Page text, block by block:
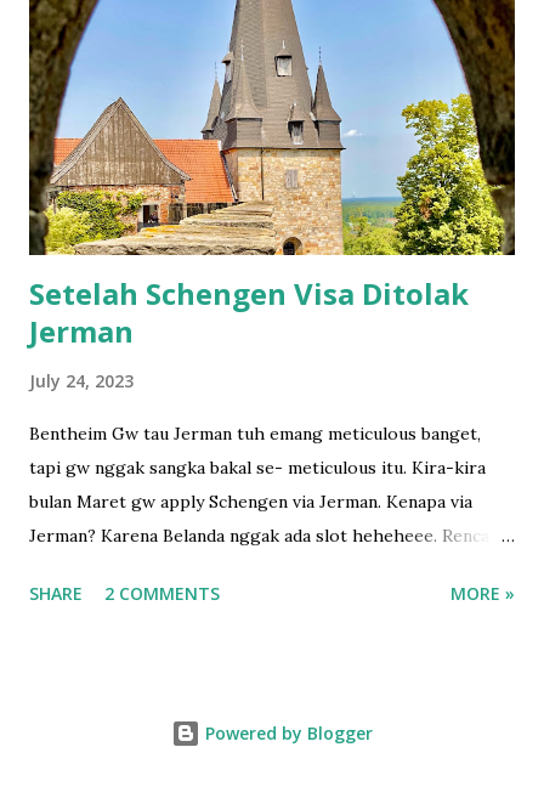
pun nggak ada. Tapi petugasnya cukup tangkas setelah gw
email, gw langsung dapat asuransinya. Nomer asuransi
diperlukan untuk mengisi formulir, jadi harus beli asuransi
sebelum apply visa. Nah, bagi gw, ini formulir baru kali ini
dapat pertanyaan yang unik-unik semacam apakah pernah
pelatihan militer, wajib militer, pernah pegang / punya
senjata, bahkan sampai ...
Setelah Schengen Visa Ditolak
Jerman
July 24, 2023
Bentheim Gw tau Jerman tuh emang meticulous banget,
tapi gw nggak sangka bakal se- meticulous itu. Kira-kira
bulan Maret gw apply Schengen via Jerman. Kenapa via
Jerman? Karena Belanda nggak ada slot heheheee. Rencana
suami ada libur tapi cuma pendek banget, dan dia pengen
mengajukan Schengen, jadi gw udah "tau" harus submit apa
SHARE 2 COMMENTS MORE »
Powered by Blogger